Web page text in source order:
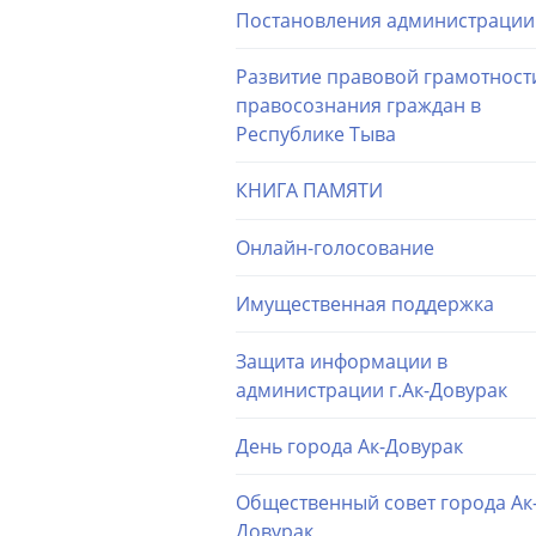
Постановления администрации
Развитие правовой
правосознания граждан в
Республике Тыва
КНИГА ПАМЯТИ
Онлайн-голосование
Имущественная поддержка
Защита информации в
администрации г.Ак-Довурак
День города Ак-Довурак
Общественный совет города